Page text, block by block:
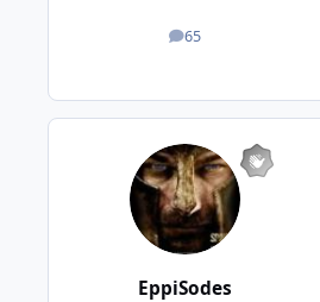
65
posts
EppiSodes